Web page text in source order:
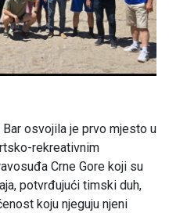
osvojila je prvo mjesto u
rekreativnim
Crne Gore koji su
potvrđujući timski duh,
koju njeguju njeni